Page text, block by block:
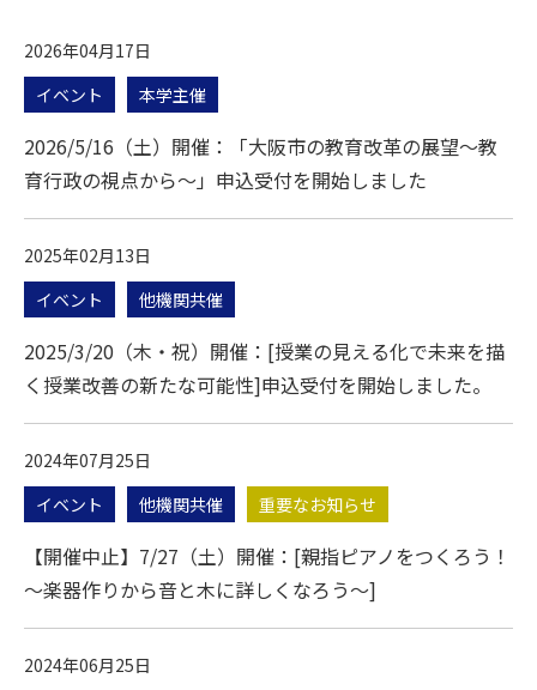
2026年04月17日
イベント
本学主催
2026/5/16（土）開催：「大阪市の教育改革の展望～教
育行政の視点から～」申込受付を開始しました
2025年02月13日
イベント
他機関共催
2025/3/20（木・祝）開催：[授業の見える化で未来を描
く授業改善の新たな可能性]申込受付を開始しました。
2024年07月25日
イベント
他機関共催 重要なお知らせ
【開催中止】7/27（土）開催：[親指ピアノをつくろう！
～楽器作りから音と木に詳しくなろう～]
2024年06月25日